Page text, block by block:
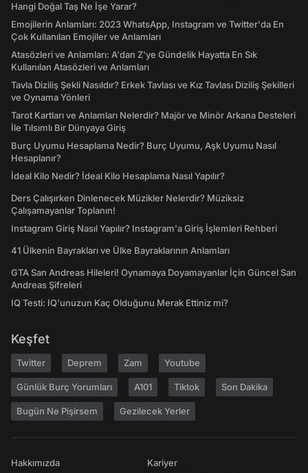
Hangi Doğal Taş Ne İşe Yarar?
Emojilerin Anlamları: 2023 WhatsApp, Instagram ve Twitter'da En
Çok Kullanılan Emojiler ve Anlamları
Atasözleri ve Anlamları: A'dan Z'ye Gündelik Hayatta En Sık
Kullanılan Atasözleri ve Anlamları
Tavla Diziliş Şekli Nasıldır? Erkek Tavlası ve Kız Tavlası Diziliş Şekilleri
ve Oynama Yönleri
Tarot Kartları ve Anlamları Nelerdir? Majör ve Minör Arkana Desteleri
İle Tılsımlı Bir Dünyaya Giriş
Burç Uyumu Hesaplama Nedir? Burç Uyumu, Aşk Uyumu Nasıl
Hesaplanır?
İdeal Kilo Nedir? İdeal Kilo Hesaplama Nasıl Yapılır?
Ders Çalışırken Dinlenecek Müzikler Nelerdir? Müziksiz
Çalışamayanlar Toplanın!
Instagram Giriş Nasıl Yapılır? Instagram'a Giriş İşlemleri Rehberi
41 Ülkenin Bayrakları ve Ülke Bayraklarının Anlamları
GTA San Andreas Hileleri! Oynamaya Doyamayanlar İçin Güncel San
Andreas Şifreleri
IQ Testi: IQ'unuzun Kaç Olduğunu Merak Ettiniz mi?
Keşfet
Twitter Deprem Zam Youtube
Günlük Burç Yorumları A101 Tiktok Son Dakika
Bugün Ne Pişirsem Gezilecek Yerler
Hakkımızda
Kariyer